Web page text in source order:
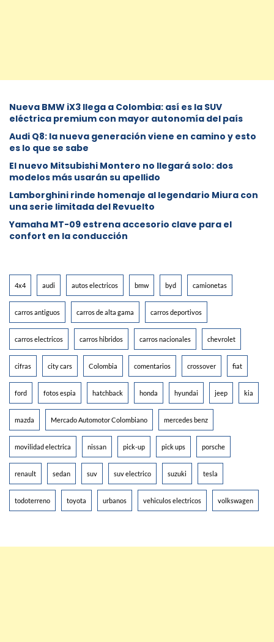
Nueva BMW iX3 llega a Colombia: así es la SUV
eléctrica premium con mayor autonomía del país
Audi Q8: la nueva generación viene en camino y esto
es lo que se sabe
⁠El nuevo Mitsubishi Montero no llegará solo: dos
modelos más usarán su apellido
Lamborghini rinde homenaje al legendario Miura con
una serie limitada del Revuelto
Yamaha MT-09 estrena accesorio clave para el
confort en la conducción
4x4 audi autos electricos bmw byd camionetas
carros antiguos carros de alta gama carros deportivos
carros electricos carros hibridos carros nacionales chevrolet
cifras city cars Colombia comentarios crossover fiat
ford fotos espia hatchback honda hyundai jeep kia
mazda Mercado Automotor Colombiano mercedes benz
movilidad electrica nissan pick-up pick ups porsche
renault sedan suv suv electrico suzuki tesla
todoterreno toyota urbanos vehiculos electricos volkswagen